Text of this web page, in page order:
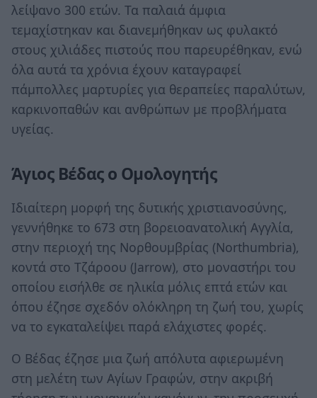
λείψανο 300 ετών. Τα παλαιά άμφια
τεμαχίστηκαν και διανεμήθηκαν ως φυλακτό
στους χιλιάδες πιστούς που παρευρέθηκαν, ενώ
όλα αυτά τα χρόνια έχουν καταγραφεί
πάμπολλες μαρτυρίες για θεραπείες παραλύτων,
καρκινοπαθών και ανθρώπων με προβλήματα
υγείας.
Άγιος Βέδας ο Ομολογητής
Ιδιαίτερη μορφή της δυτικής χριστιανοσύνης,
γεννήθηκε το 673 στη βορειοανατολική Αγγλία,
στην περιοχή της Νορθουμβρίας (Northumbria),
κοντά στο Τζάροου (Jarrow), στο μοναστήρι του
οποίου εισήλθε σε ηλικία μόλις επτά ετών και
όπου έζησε σχεδόν ολόκληρη τη ζωή του, χωρίς
να το εγκαταλείψει παρά ελάχιστες φορές.
Ο Βέδας έζησε μια ζωή απόλυτα αφιερωμένη
στη μελέτη των Αγίων Γραφών, στην ακριβή